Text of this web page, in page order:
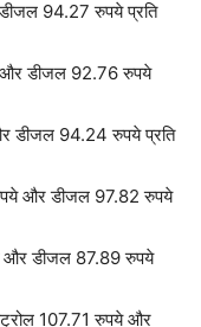
94.27 रुपये प्रति
और डीजल 92.76 रुपये
डीजल 94.24 रुपये प्रति
और डीजल 97.82 रुपये
डीजल 87.89 रुपये
107.71 रुपये और